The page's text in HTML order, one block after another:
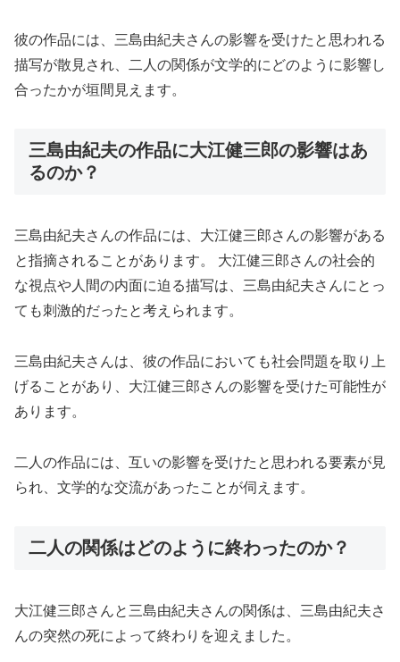
彼の作品には、三島由紀夫さんの影響を受けたと思われる
描写が散見され、二人の関係が文学的にどのように影響し
合ったかが垣間見えます。
三島由紀夫の作品に大江健三郎の影響はあ
るのか？
三島由紀夫さんの作品には、大江健三郎さんの影響がある
と指摘されることがあります。 大江健三郎さんの社会的
な視点や人間の内面に迫る描写は、三島由紀夫さんにとっ
ても刺激的だったと考えられます。
三島由紀夫さんは、彼の作品においても社会問題を取り上
げることがあり、大江健三郎さんの影響を受けた可能性が
あります。
二人の作品には、互いの影響を受けたと思われる要素が見
られ、文学的な交流があったことが伺えます。
二人の関係はどのように終わったのか？
大江健三郎さんと三島由紀夫さんの関係は、三島由紀夫さ
んの突然の死によって終わりを迎えました。